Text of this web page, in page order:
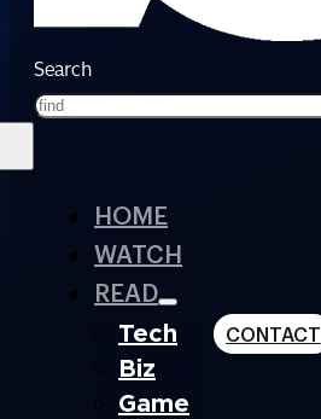
Search
HOME
WATCH
READ
Tech
Biz
Game
CONTACT